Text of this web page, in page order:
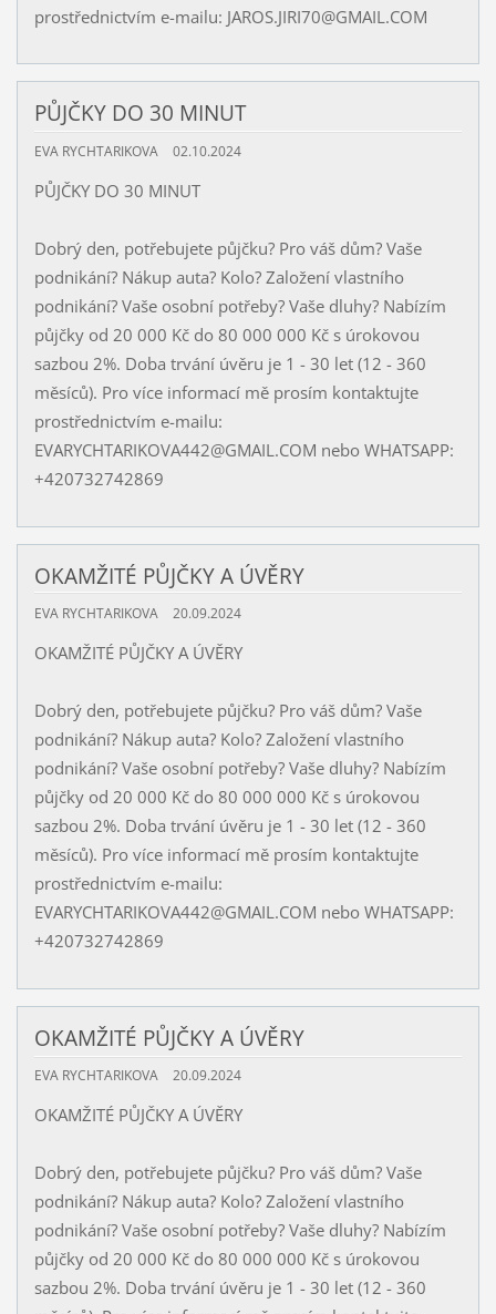
prostřednictvím e-mailu: JAROS.JIRI70@GMAIL.COM
PŮJČKY DO 30 MINUT
EVA RYCHTARIKOVA 02.10.2024
PŮJČKY DO 30 MINUT
Dobrý den, potřebujete půjčku? Pro váš dům? Vaše
podnikání? Nákup auta? Kolo? Založení vlastního
podnikání? Vaše osobní potřeby? Vaše dluhy? Nabízím
půjčky od 20 000 Kč do 80 000 000 Kč s úrokovou
sazbou 2%. Doba trvání úvěru je 1 - 30 let (12 - 360
měsíců). Pro více informací mě prosím kontaktujte
prostřednictvím e-mailu:
EVARYCHTARIKOVA442@GMAIL.COM nebo WHATSAPP:
+420732742869
OKAMŽITÉ PŮJČKY A ÚVĚRY
EVA RYCHTARIKOVA 20.09.2024
OKAMŽITÉ PŮJČKY A ÚVĚRY
Dobrý den, potřebujete půjčku? Pro váš dům? Vaše
podnikání? Nákup auta? Kolo? Založení vlastního
podnikání? Vaše osobní potřeby? Vaše dluhy? Nabízím
půjčky od 20 000 Kč do 80 000 000 Kč s úrokovou
sazbou 2%. Doba trvání úvěru je 1 - 30 let (12 - 360
měsíců). Pro více informací mě prosím kontaktujte
prostřednictvím e-mailu:
EVARYCHTARIKOVA442@GMAIL.COM nebo WHATSAPP:
+420732742869
OKAMŽITÉ PŮJČKY A ÚVĚRY
EVA RYCHTARIKOVA 20.09.2024
OKAMŽITÉ PŮJČKY A ÚVĚRY
Dobrý den, potřebujete půjčku? Pro váš dům? Vaše
podnikání? Nákup auta? Kolo? Založení vlastního
podnikání? Vaše osobní potřeby? Vaše dluhy? Nabízím
půjčky od 20 000 Kč do 80 000 000 Kč s úrokovou
sazbou 2%. Doba trvání úvěru je 1 - 30 let (12 - 360